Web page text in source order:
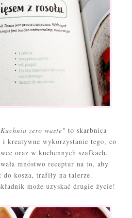
zero waste" to skarbnica
i kreatywne wykorzystanie tego, co
oraz w kuchennych szafkach.
mnóstwo receptur na to, aby
do kosza, trafiły na talerze.
może uzyskać drugie życie!